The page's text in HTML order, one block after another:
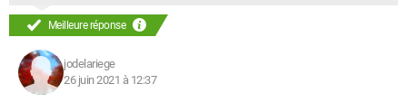
Meilleure réponse
jodelariege
26 juin 2021 à 12:37